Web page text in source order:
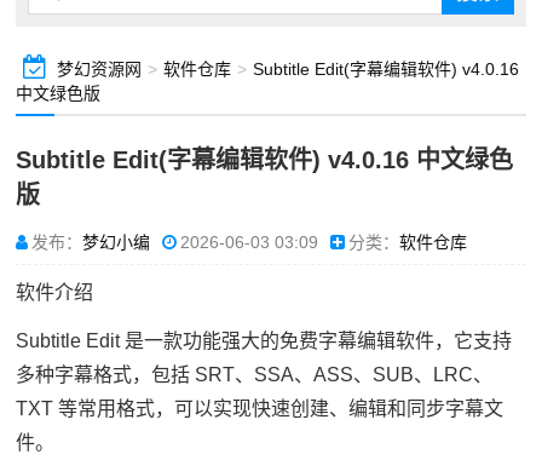
梦幻资源网 > 软件仓库 > Subtitle Edit(字幕编辑软件) v4.0.16
中文绿色版
Subtitle Edit(字幕编辑软件) v4.0.16 中文绿色
版
发布：梦幻小编 2026-06-03 03:09 分类：软件仓库
软件介绍
Subtitle Edit 是一款功能强大的免费字幕编辑软件，它支持
多种字幕格式，包括 SRT、SSA、ASS、SUB、LRC、
TXT 等常用格式，可以实现快速创建、编辑和同步字幕文
件。